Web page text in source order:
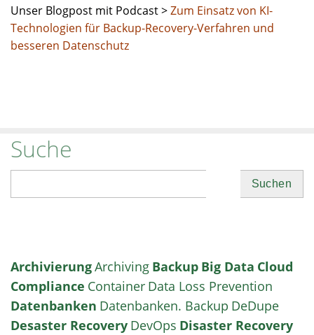
Unser Blogpost mit Podcast >Zum Einsatz von KI-
Technologien für Backup-Recovery-Verfahren und
besseren Datenschutz
Suche
ArchivierungArchiving Backup Big Data Cloud
Compliance Container Data Loss Prevention
Datenbanken Datenbanken. Backup DeDupe
Desaster Recovery DevOps Disaster Recovery